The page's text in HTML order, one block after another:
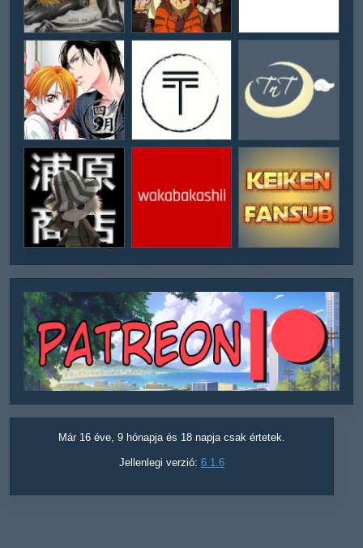
Már 16 éve, 9 hónapja és 18 napja csak értetek.
Jellenlegi verzió: 6.1.6